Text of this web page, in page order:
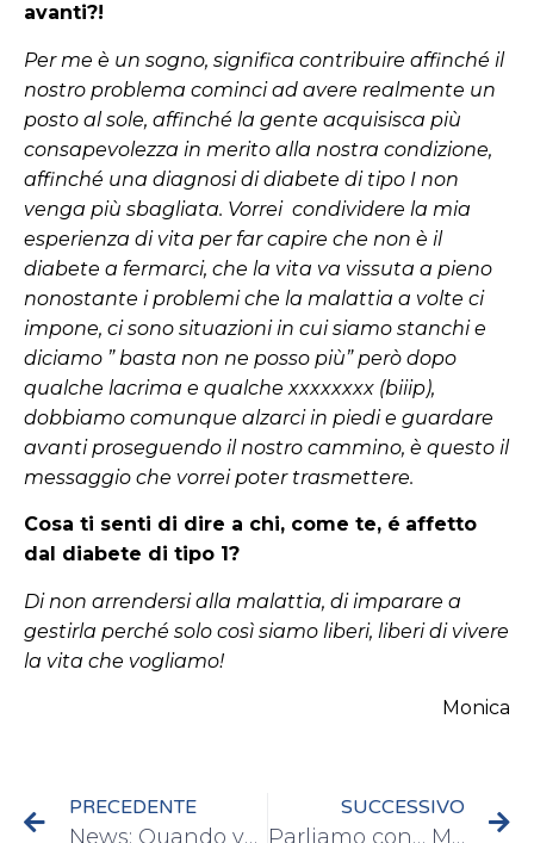
avanti?!
Per me è un sogno, significa contribuire affinché il
nostro problema cominci ad avere realmente un
posto al sole, affinché la gente acquisisca più
consapevolezza in merito alla nostra condizione,
affinché una diagnosi di diabete di tipo I non
venga più sbagliata. Vorrei condividere la mia
esperienza di vita per far capire che non è il
diabete a fermarci, che la vita va vissuta a pieno
nonostante i problemi che la malattia a volte ci
impone, ci sono situazioni in cui siamo stanchi e
diciamo ” basta non ne posso più” però dopo
qualche lacrima e qualche xxxxxxxx (biiip),
dobbiamo comunque alzarci in piedi e guardare
avanti proseguendo il nostro cammino, è questo il
messaggio che vorrei poter trasmettere.
Cosa ti senti di dire a chi, come te, é affetto
dal diabete di tipo 1?
Di non arrendersi alla malattia, di imparare a
gestirla perché solo così siamo liberi, liberi di vivere
la vita che vogliamo!
Monica
PRECEDENTE
News: Quando volere è potere
SUCCESSIVO
Parliamo con… Monica ed Enzo Priore – Capitolo 2